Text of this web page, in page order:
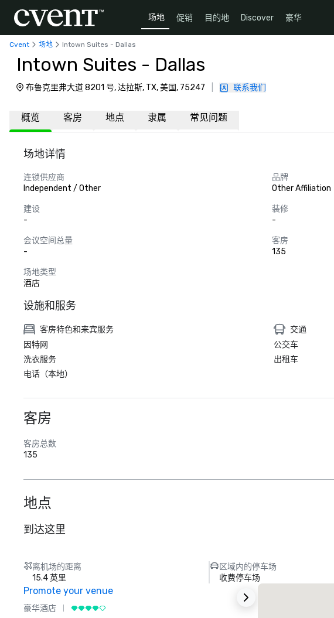
场地 促销 目的地 Discover 豪华
Cvent 场地 Intown Suites - Dallas
Intown Suites - Dallas
布鲁克里弗大道 8201 号, 达拉斯, TX, 美国, 75247 联系我们
概览 客房 地点 隶属 常见问题
场地详情
连锁供应商
Independent / Other
品牌
Other Affiliation
建设
-
装修
-
会议空间总量
-
客房
135
场地类型
酒店
设施和服务
客房特色和来宾服务
因特网
洗衣服务
电话（本地）
交通
公交车
出租车
客房
客房总数
135
地点
到达这里
离机场的距离
15.4 英里
区域内的停车场
收费停车场
Promote your venue
豪华酒店